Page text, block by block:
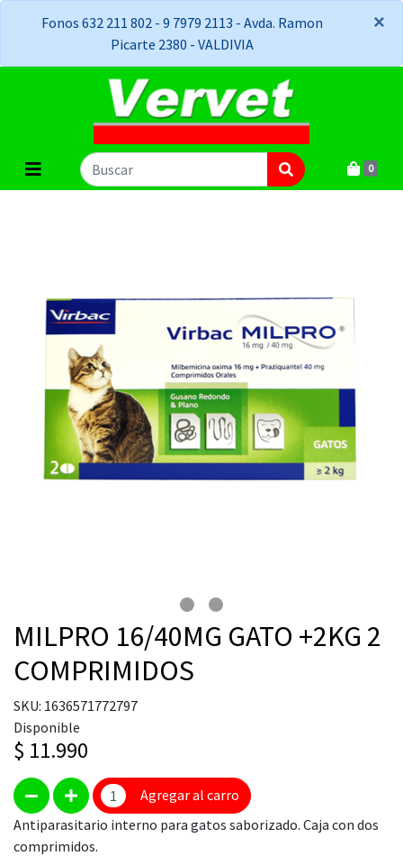
Fonos 632 211 802 - 9 7979 2113 - Avda. Ramon
Picarte 2380 - VALDIVIA
×
×
0
MILPRO 16/40MG GATO +2KG 2
COMPRIMIDOS
SKU: 1636571772797
Disponible
$ 11.990
Agregar al carro
Antiparasitario interno para gatos saborizado. Caja con dos
comprimidos.